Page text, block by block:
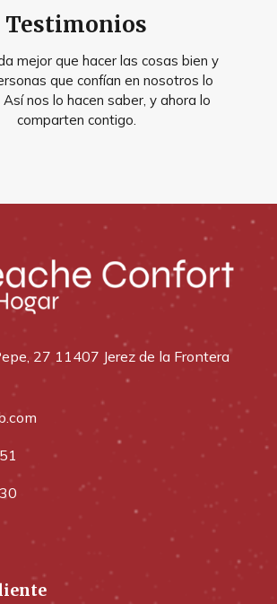
Testimonios
mejor que hacer las cosas bien y
que confían en nosotros lo
nos lo hacen saber, y ahora lo
comparten contigo.
27 11407 Jerez de la Frontera